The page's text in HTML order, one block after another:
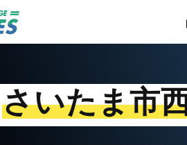
さいたま市